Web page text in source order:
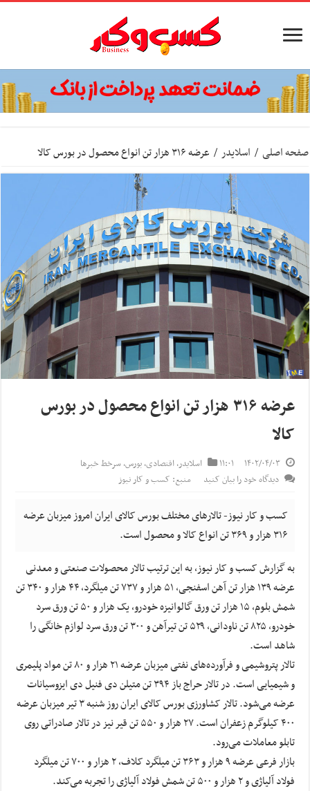
صفحه اصلی / اسلایدر / عرضه ۳۱۶ هزار تن انواع محصول در بورس کالا
عرضه ۳۱۶ هزار تن انواع محصول در بورس
کالا
۱۴۰۲/۰۴/۰۳ ۱۱:۰۱ اسلایدر,اقتصادی,بورس,سرخط خبرها
دیدگاه خود را بیان کنید
منبع: کسب و کار نیوز
کسب و کار نیوز- ­تالار‌های مختلف بورس کالای ایران امروز میزبان عرضه
۳۱۶ هزار و ۳۶۹ تن انواع کالا و محصول است.
به گزارش کسب و کار نیوز، به این ترتیب تالار محصولات صنعتی و معدنی
عرضه ۱۳۹ هزار تن آهن اسفنجی، ۵۱ هزار و ۷۳۷ تن میلگرد، ۴۴ هزار و ۳۴۰ تن
شمش بلوم، ۱۵ هزار تن ورق گالوانیزه خودرو، یک هزار و ۵۰ تن ورق سرد
خودرو، ۸۲۵ تن ناودانی، ۵۲۹ تن تیرآهن و ۳۰۰ تن ورق سرد لوازم خانگی را
شاهد است.
تالار پتروشیمی و فرآورده‌های نفتی میزبان عرضه ۲۱ هزار و ۸۰ تن مواد پلیمری
و شیمیایی است. در تالار حراج باز ۳۹۴ تن متیلن دی فنیل دی ایزوسیانات
عرضه می‌شود. تالار کشاورزی بورس کالای ایران روز شنبه ۳ تیر میزبان عرضه
۴۰۰ کیلوگرم زعفران است. ۲۷ هزار و ۵۵۰ تن قیر نیز در تالار صادراتی روی
تابلو معاملات می‌رود.
بازار فرعی عرضه ۹ هزار و ۳۶۳ تن میلگرد کلاف، ۲ هزار و ۷۰۰ تن میلگرد
فولاد آلیاژی و ۲ هزار و ۵۰۰ تن شمش فولاد آلیاژی را تجربه می‌کند.